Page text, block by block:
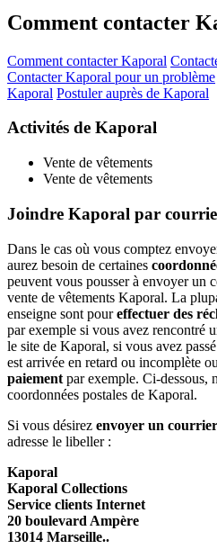
Comment contacter
Comment contacter Kaporal
Contacter Kaporal pour un problème
Kaporal Postuler auprès de Kaporal
Activités de Kaporal
Vente de vêtements
Vente de vêtements
Joindre Kaporal par
Dans le cas où vous comptez
aurez besoin de certaines
peuvent vous pousser à envoyer un
vente de vêtements Kaporal. La
enseigne sont poureffectuer des
par exemple si vous avez rencontré
le site de Kaporal, si vous avez
est arrivée en retard ou incomplète
paiement par exemple. Ci-dessous,
coordonnées postales de Kaporal.
Si vous désirez envoyer un courrier
adresse le libeller :
Kaporal
Kaporal Collections
Service clients Internet
20 boulevard Ampère
13014 Marseille..